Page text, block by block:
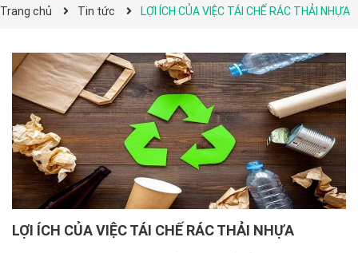
Trang chủ Tin tức LỢI ÍCH CỦA VIỆC TÁI CHẾ RÁC THẢI NHỰA
LỢI ÍCH CỦA VIỆC TÁI CHẾ RÁC THẢI NHỰA